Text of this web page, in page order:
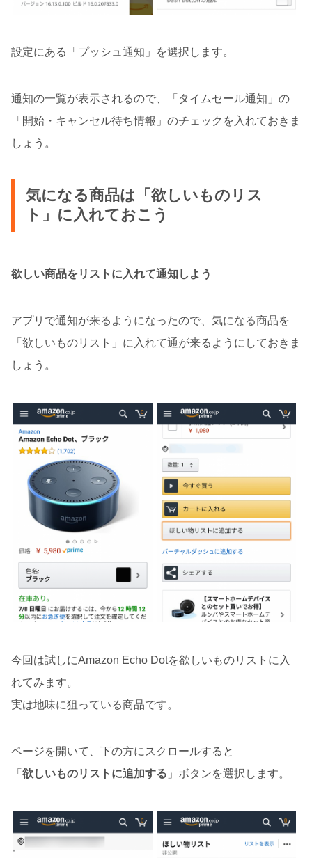
設定にある「プッシュ通知」を選択します。
通知の一覧が表示されるので、「タイムセール通知」の
「開始・キャンセル待ち情報」のチェックを入れておきま
しょう。
気になる商品は「欲しいものリス
ト」に入れておこう
欲しい商品をリストに入れて通知しよう
アプリで通知が来るようになったので、気になる商品を
「欲しいものリスト」に入れて通が来るようにしておきま
しょう。
今回は試しにAmazon Echo Dotを欲しいものリストに入
れてみます。
実は地味に狙っている商品です。
ページを開いて、下の方にスクロールすると
「 欲しいものリストに追加する 」ボタンを選択します。